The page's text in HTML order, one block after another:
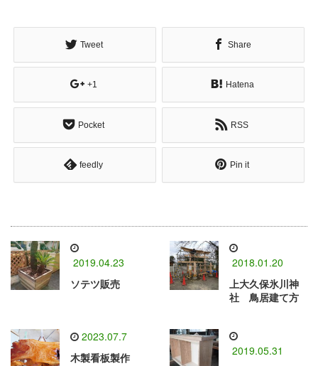
Tweet Share
+1 Hatena
Pocket RSS
feedly Pin it
2019.04.23
ソテツ販売
2018.01.20
上大久保氷川神
社 鳥居建て方
2023.07.7
木製看板製作
2019.05.31